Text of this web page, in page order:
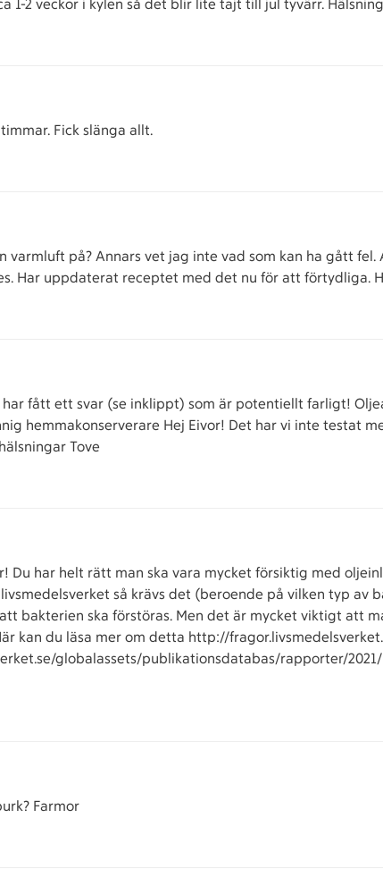
1-2 veckor i kylen så det blir lite tajt till jul tyvärr.
Fick slänga allt.
varmluft på? Annars vet jag inte vad som kan ha gått
Har uppdaterat receptet med det nu för att förtydliga.
fått ett svar (se inklippt) som är potentiellt farligt!
hemmakonserverare Hej Eivor! Det har vi inte testat
Tove
Du har helt rätt man ska vara mycket försiktig med
så krävs det (beroende på vilken typ
bakterien ska förstöras. Men det är mycket viktigt att
kan du läsa mer om detta http://
globalassets/publikationsdatabas/rapporter/
Farmor